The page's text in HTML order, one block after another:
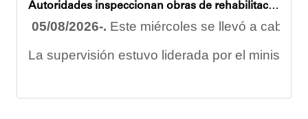
Autoridades inspeccionan obras de rehabilitación en la U.E.N. José Antonio Calcaño en Caucagüita
05/08/2026-. Este miércoles se llevó a cabo
La supervisión estuvo liderada por el ministro
Las obras en ejecución contemplan la pintura